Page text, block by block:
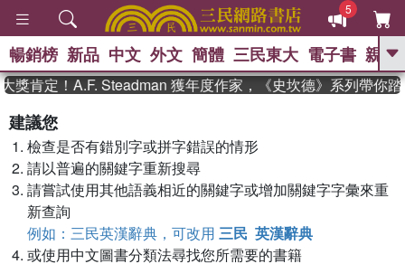
5
GO
史是一群喵 、
獎 臺灣漫遊錄
登輝時代 、 數學女孩：黎曼猜想 、
暢銷榜 新品 中文 外文 簡體 三民東大 電子書 親子
獎肯定！A.F. Steadman 獲年度作家，《史坎德》系列帶你踏
建議您
檢查是否有錯別字或拼字錯誤的情形
請以普遍的關鍵字重新搜尋
請嘗試使用其他語義相近的關鍵字或增加關鍵字字彙來重
新查詢
例如：三民英漢辭典，可改用 三民 英漢辭典
或使用中文圖書分類法尋找您所需要的書籍